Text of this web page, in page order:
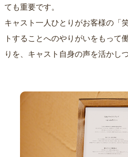
ても重要です。
キャスト一人ひとりがお客様の「
トすることへのやりがいをもって
りを、キャスト自身の声を活かし